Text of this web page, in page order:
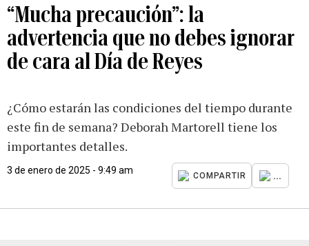
“Mucha precaución”: la
advertencia que no debes ignorar
de cara al Día de Reyes
¿Cómo estarán las condiciones del tiempo durante
este fin de semana? Deborah Martorell tiene los
importantes detalles.
3 de enero de 2025 - 9:49 am
COMPARTIR ...